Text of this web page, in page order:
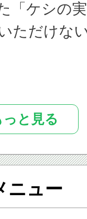
「ケシの
ただけな
たします。
ごぼう天
っと見る
ニュー